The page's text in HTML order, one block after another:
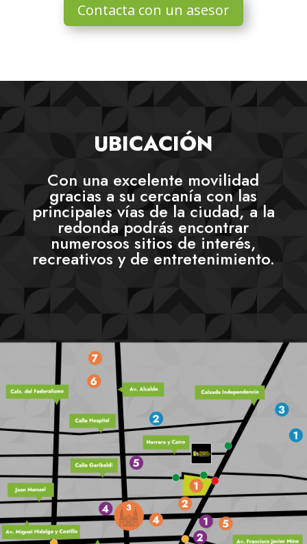
Contacta con un asesor
UBICACIÓN
Con una excelente movilidad
gracias a su cercanía con las
principales vías de la ciudad, a la
redonda podrás encontrar
numerosos sitios de interés,
recreativos y de entretenimiento.